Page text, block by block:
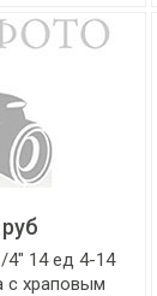
4" 14 ед 4-14
с храповым